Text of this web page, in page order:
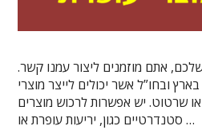
אתם מוזמנים ליצור עמנו קשר.
ובחו”ל אשר יכולים לייצר מוצרי
שרטוט. יש אפשרות לרכוש מוצרים
סטנדרטיים כגון, יריעות עופרת או …